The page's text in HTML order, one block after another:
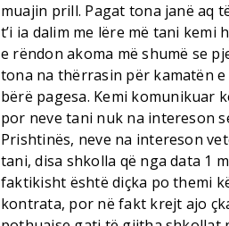
muajin prill. Pagat tona janë aq
t’i ia dalim me lëre më tani kemi
e rëndon akoma më shumë se
tona na thërrasin për kamatën
bërë pagesa. Kemi komunikuar
por neve tani nuk na intereson
Prishtinës, neve na intereson
tani, disa shkolla që nga data 1
faktikisht është diçka po themi
kontrata, por në fakt krejt ajo